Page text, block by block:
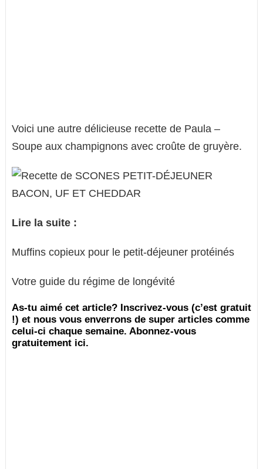
Voici une autre délicieuse recette de Paula –
Soupe aux champignons avec croûte de gruyère.
Lire la suite :
Muffins copieux pour le petit-déjeuner protéinés
Votre guide du régime de longévité
As-tu aimé cet article? Inscrivez-vous (c’est gratuit
!) et nous vous enverrons de super articles comme
celui-ci chaque semaine. Abonnez-vous
gratuitement ici.